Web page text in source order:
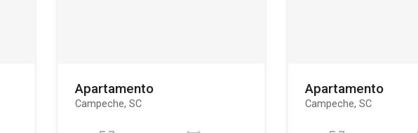
Apartamento
Campeche, SC
Apartamento
Campeche, SC